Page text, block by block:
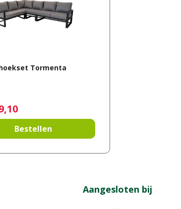
Tormenta
,10
Bestellen
Aangesloten bij